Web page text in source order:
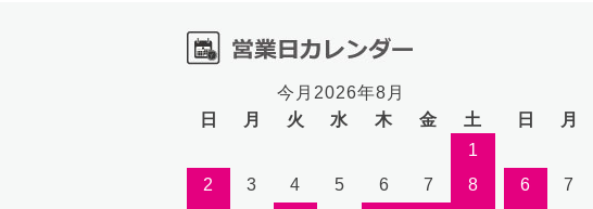
今月2026年8月
日
月 火 水 木 金
土
1
2
3 4 5 6 7
8
日
月
6
7